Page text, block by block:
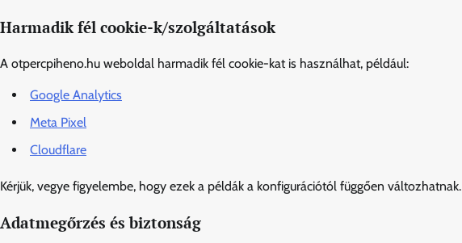
Harmadik fél cookie-k/szolgáltatások
A otpercpiheno.hu weboldal harmadik fél cookie-kat is használhat, például:
Google Analytics
Meta Pixel
Cloudflare
Kérjük, vegye figyelembe, hogy ezek a példák a konfigurációtól függően változhatnak.
Adatmegőrzés és biztonság